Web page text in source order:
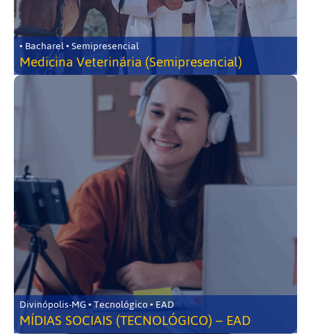
• Bacharel • Semipresencial
Medicina Veterinária (Semipresencial)
Divinópolis-MG • Tecnológico • EAD
MÍDIAS SOCIAIS (TECNOLÓGICO) – EAD